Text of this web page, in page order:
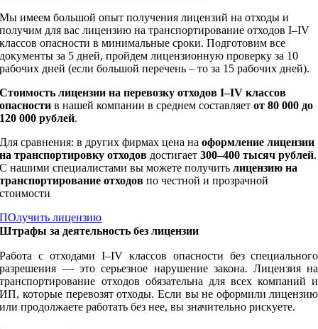
Мы имеем большой опыт получения лицензий на отходы и
получим для вас лицензию на транспортирование отходов I–IV
классов опасности в минимальные сроки. Подготовим все
документы за 5 дней, пройдем лицензионную проверку за 10
рабочих дней (если большой перечень – то за 15 рабочих дней).
Стоимость лицензии на перевозку отходов I–IV классов
опасности в нашей компании в среднем составляетот 80 000 до
120 000 рублей.
Для сравнения: в других фирмах цена наоформление лицензии
на транспортировку отходов достигает300–400 тысяч рублей.
С нашими специалистами вы можете получить лицензию на
транспортирование отходовпо честной и прозрачной
стоимости
ПОлучить лицензию
Штрафы за деятельность без лицензии
Работа с отходами I–IV классов опасности без специального
разрешения — это серьезное нарушение закона. Лицензия на
транспортирование отходов обязательна для всех компаний и
ИП, которые перевозят отходы. Если вы не оформили лицензию
или продолжаете работать без нее, вы значительно рискуете.